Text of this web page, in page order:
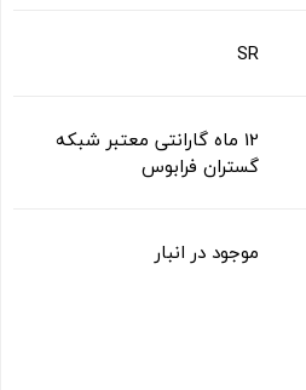
SR
12 ماه گارانتی معتبر شبکه
گستران فرابوس
موجود در انبار